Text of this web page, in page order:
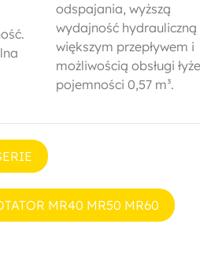
odspajania, wyższą
wydajność hydrauliczną
większym przepływem i
możliwością obsługi
pojemności 0,57 m³.
MR40 MR50 MR60